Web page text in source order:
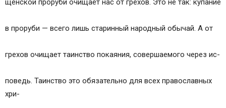
щенской проруби очищает нас от грехов. Это не так: купание
в проруби — всего лишь старинный народный обычай. А от
грехов очищает таинство покаяния, совершаемого через ис-
поведь. Таинство это обязательно для всех православных
хри-